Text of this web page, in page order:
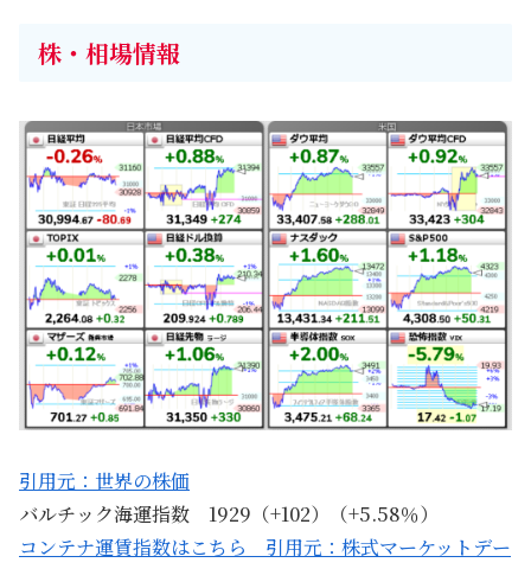
株・相場情報
引用元：世界の株価
バルチック海運指数 1929（+102）（+5.58％）
コンテナ運賃指数はこちら 引用元：株式マーケットデー